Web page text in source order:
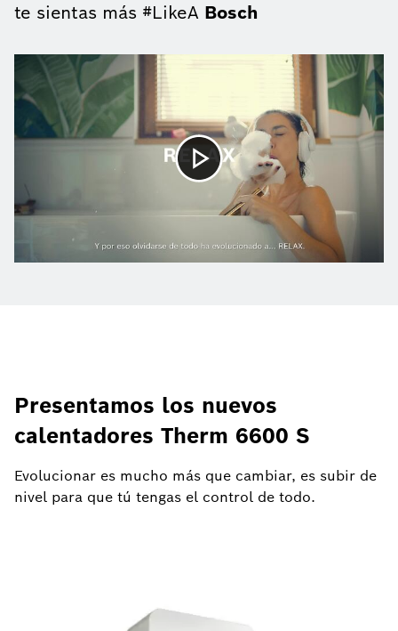
te sientas más #LikeA Bosch
Presentamos los nuevos
calentadores Therm 6600 S
Evolucionar es mucho más que cambiar, es subir de
nivel para que tú tengas el control de todo.